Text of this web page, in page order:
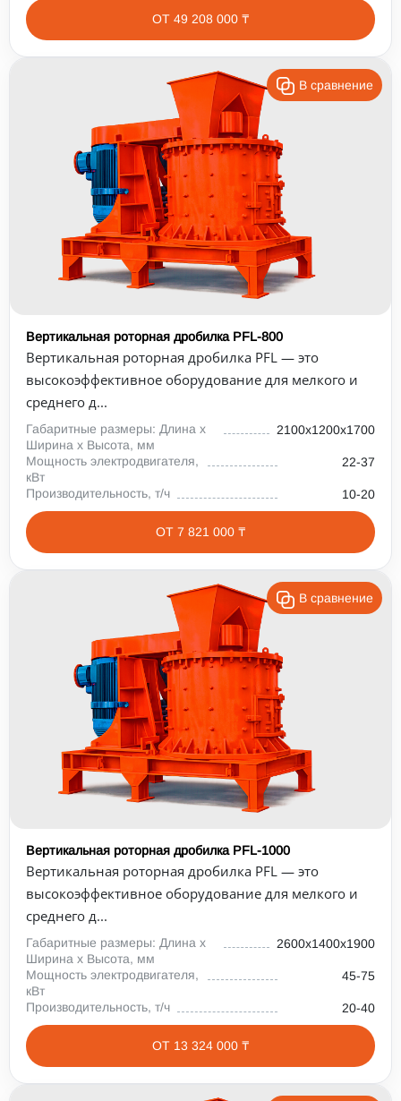
ОТ 49 208 000 ₸
В сравнение
Вертикальная роторная дробилка PFL-800
Вертикальная роторная дробилка PFL — это
высокоэффективное оборудование для мелкого и
среднего д...
Габаритные размеры: Длина х
Ширина х Высота, мм
2100х1200х1700
Мощность электродвигателя,
кВт
22-37
Производительность, т/ч 10-20
ОТ 7 821 000 ₸
В сравнение
Вертикальная роторная дробилка PFL-1000
Вертикальная роторная дробилка PFL — это
высокоэффективное оборудование для мелкого и
среднего д...
Габаритные размеры: Длина х
Ширина х Высота, мм
2600х1400х1900
Мощность электродвигателя,
кВт
45-75
Производительность, т/ч 20-40
ОТ 13 324 000 ₸